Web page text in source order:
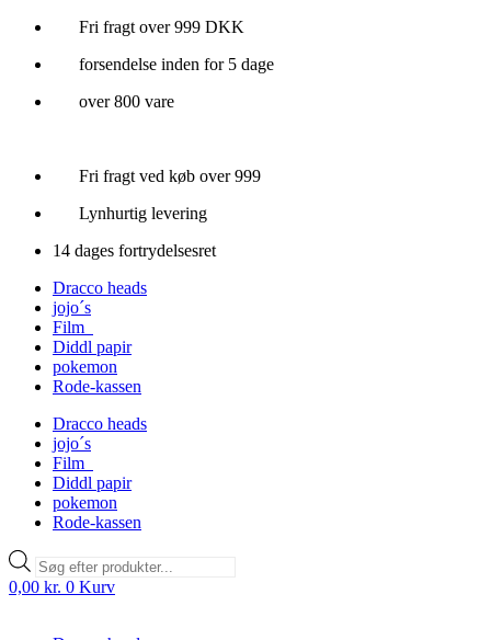
Videre
indhold
Fri fragt over 999 DKK
forsendelse inden for 5 dage
over 800 vare
Fri fragt ved køb over 999
Lynhurtig levering
14 dages fortrydelsesret
Dracco heads
jojo´s
Film
Diddl papir
pokemon
Rode-kassen
Dracco heads
jojo´s
Film
Diddl papir
pokemon
Rode-kassen
Products
search
0,00 kr. 0 Kurv